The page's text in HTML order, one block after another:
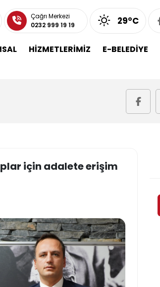
Çağrı Merkezi
0232 999 19 19
29°C
HİZMETLERİMİZ E-BELEDİYE
için adalete erişim